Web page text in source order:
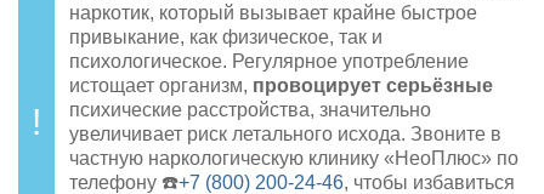
наркотик, который вызывает крайне быстрое
привыкание, как физическое, так и
психологическое. Регулярное употребление
истощает организм, провоцирует серьёзные
психические расстройства, значительно
увеличивает риск летального исхода. Звоните в
частную наркологическую клинику «НеоПлюс» по
телефону ☎️+7 (800) 200-24-46, чтобы избавиться